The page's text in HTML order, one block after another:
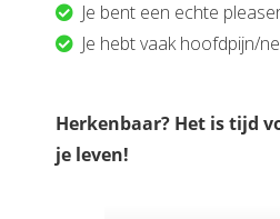
Je bent een echte
Je hebt vaak hoofdpijn/
Herkenbaar? Het is tijd
je leven!